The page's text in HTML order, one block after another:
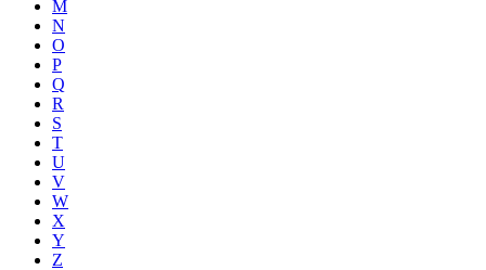
M
N
O
P
Q
R
S
T
U
V
W
X
Y
Z